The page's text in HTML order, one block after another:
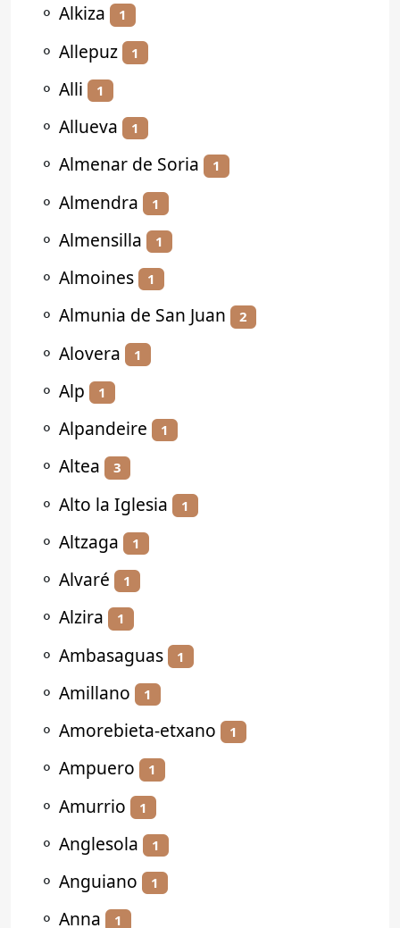
⚬ Alkiza 1
⚬ Allepuz 1
⚬ Alli 1
⚬ Allueva 1
⚬ Almenar de Soria 1
⚬ Almendra 1
⚬ Almensilla 1
⚬ Almoines 1
⚬ Almunia de San Juan 2
⚬ Alovera 1
⚬ Alp 1
⚬ Alpandeire 1
⚬ Altea 3
⚬ Alto la Iglesia 1
⚬ Altzaga 1
⚬ Alvaré 1
⚬ Alzira 1
⚬ Ambasaguas 1
⚬ Amillano 1
⚬ Amorebieta-etxano 1
⚬ Ampuero 1
⚬ Amurrio 1
⚬ Anglesola 1
⚬ Anguiano 1
⚬ Anna 1